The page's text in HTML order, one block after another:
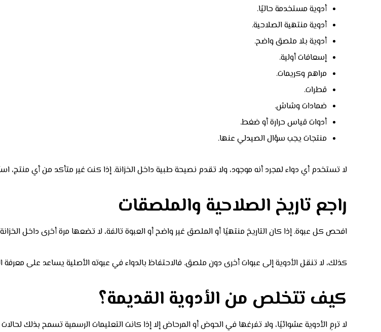
أدوية مستخدمة حاليًا.
أدوية منتهية الصلاحية.
أدوية بلا ملصق واضح.
إسعافات أولية.
مراهم وكريمات.
قطرات.
ضمادات وشاش.
أدوات قياس حرارة أو ضغط.
منتجات يجب سؤال الصيدلي عنها.
لا تستخدم أي دواء لمجرد أنه موجود، ولا تقدم نصيحة طبية داخل الخزانة. إذا كنت غير متأكد من أي منتج،
راجع تاريخ الصلاحية والملصقات
افحص كل عبوة. إذا كان التاريخ منتهيًا أو الملصق غير واضح أو العبوة تالفة، لا تضعها مرة أخرى داخل
كذلك، لا تنقل الأدوية إلى عبوات أخرى دون ملصق. فالاحتفاظ بالدواء في عبوته الأصلية يساعد على معرفة
كيف تتخلص من الأدوية القديمة؟